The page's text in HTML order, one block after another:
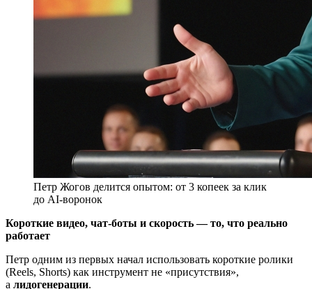
Петр Жогов делится опытом: от 3 копеек за клик
до AI-воронок
Короткие видео, чат-боты и скорость — то, что реально
работает
Петр одним из первых начал использовать короткие ролики
(Reels, Shorts) как инструмент не «присутствия»,
а лидогенерации.